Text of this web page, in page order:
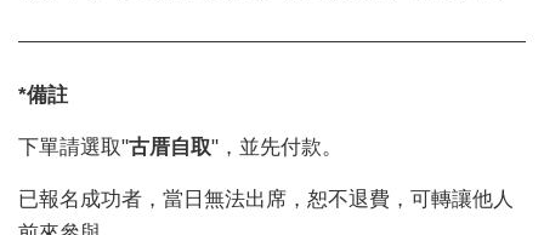
*備註
下單請選取"古厝自取"，並先付款。
已報名成功者，當日無法出席，恕不退費，可轉讓他人